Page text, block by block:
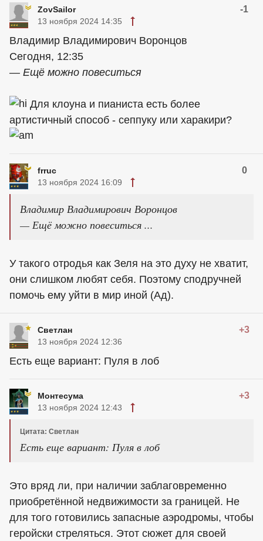
ZovSailor -1
13 ноября 2024 14:35
Владимир Владимирович Воронцов
Сегодня, 12:35
— Ещё можно повеситься
Для клоуна и пианиста есть более
артистичный способ - сеппуку или харакири?
frruc 0
13 ноября 2024 16:09
Владимир Владимирович Воронцов
— Ещё можно повеситься ...
У такого отродья как Зеля на это духу не хватит,
они слишком любят себя. Поэтому сподручней
помочь ему уйти в мир иной (Ад).
Светлан +3
13 ноября 2024 12:36
Есть еще вариант: Пуля в лоб
Монтесума +3
13 ноября 2024 12:43
Цитата: Светлан
Есть еще вариант: Пуля в лоб
Это вряд ли, при наличии заблаговременно
приобретённой недвижимости за границей. Не
для того готовились запасные аэродромы, чтобы
геройски стреляться. Этот сюжет для своей